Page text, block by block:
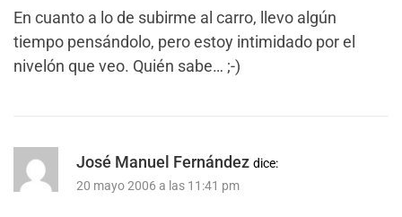
En cuanto a lo de subirme al carro, llevo algún
tiempo pensándolo, pero estoy intimidado por el
nivelón que veo. Quién sabe… ;-)
José Manuel Fernández dice:
20 mayo 2006 a las 11:41 pm